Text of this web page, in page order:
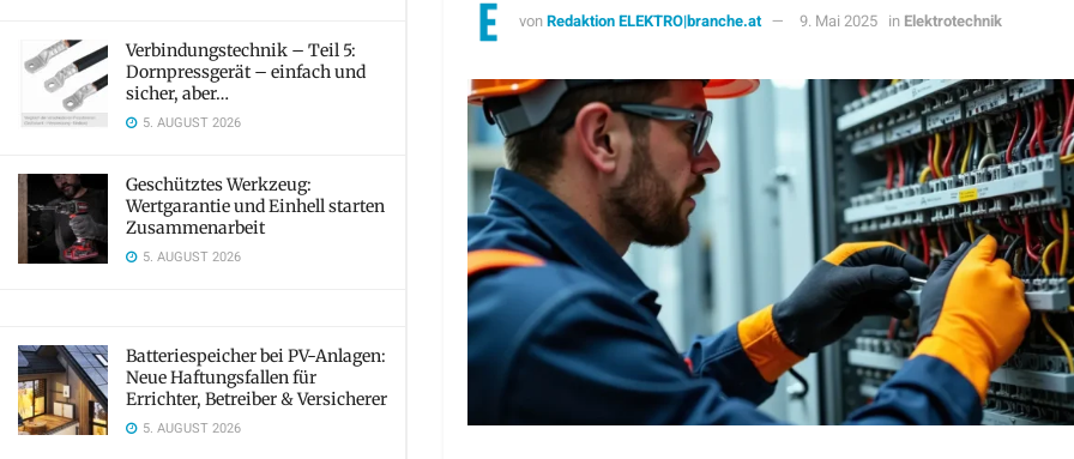
Verbindungstechnik – Teil 5:
Dornpressgerät – einfach und
sicher, aber…
5. AUGUST 2026
Geschütztes Werkzeug:
Wertgarantie und Einhell starten
Zusammenarbeit
5. AUGUST 2026
Batteriespeicher bei PV-Anlagen:
Neue Haftungsfallen für
Errichter, Betreiber & Versicherer
5. AUGUST 2026
vonRedaktion ELEKTRO|branche.at 9. Mai 2025 in Elektrotechnik